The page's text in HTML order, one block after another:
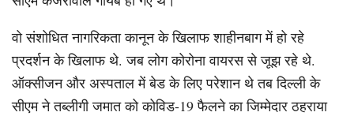
वो संशोधित नागरिकता कानून के खिलाफ शाहीनबाग में हो रहे
प्रदर्शन के खिलाफ थे. जब लोग कोरोना वायरस से जूझ रहे थे.
ऑक्सीजन और अस्पताल में बेड के लिए परेशान थे तब दिल्ली के
सीएम ने तब्लीगी जमात को कोविड-19 फैलने का जिम्मेदार ठहराया